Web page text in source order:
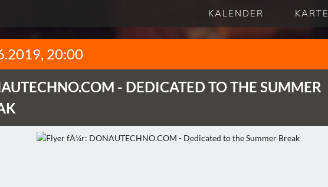
KALENDER KARTE
20:00
- DEDICATED TO THE SUMMER